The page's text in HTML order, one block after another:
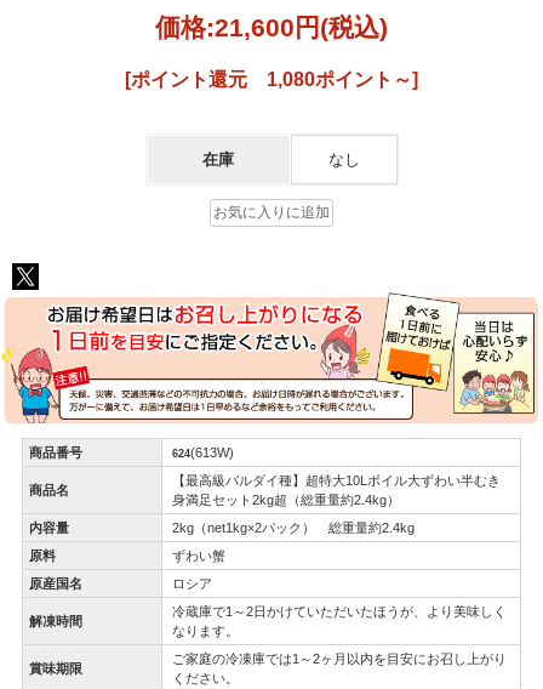
価格:21,600円 (税込)
[ポイント還元 1,080ポイント～]
在庫 なし
商品番号 624(613W)
商品名
【最高級バルダイ種】超特大10Lボイル大ずわい半むき
身満足セット2kg超（総重量約2.4kg）
内容量
2kg（net1kg×2パック） 総重量約2.4kg
原料
ずわい蟹
原産国名
ロシア
解凍時間
冷蔵庫で1～2日かけていただいたほうが、より美味しく
なります。
賞味期限
ご家庭の冷凍庫では1～2ヶ月以内を目安にお召し上がり
ください。